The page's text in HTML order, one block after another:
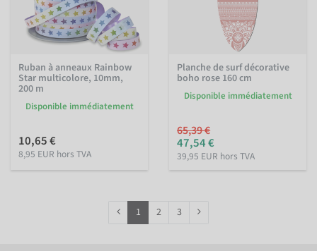
Ruban à anneaux Rainbow
Star multicolore, 10mm,
200 m
Disponible immédiatement
10,65 €
8,95 EUR hors TVA
Planche de surf décorative
boho rose 160 cm
Disponible immédiatement
65,39 €
47,54 €
39,95 EUR hors TVA
1 2 3